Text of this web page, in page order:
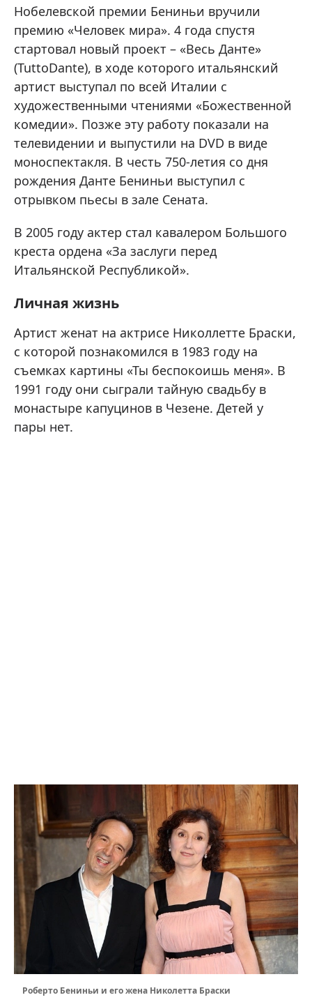
Нобелевской премии Бениньи вручили
премию «Человек мира». 4 года спустя
стартовал новый проект – «Весь Данте»
(TuttoDante), в ходе которого итальянский
артист выступал по всей Италии с
художественными чтениями «Божественной
комедии». Позже эту работу показали на
телевидении и выпустили на DVD в виде
моноспектакля. В честь 750-летия со дня
рождения Данте Бениньи выступил с
отрывком пьесы в зале Сената.
В 2005 году актер стал кавалером Большого
креста ордена «За заслуги перед
Итальянской Республикой».
Личная жизнь
Артист женат на актрисе Николлетте Браски,
с которой познакомился в 1983 году на
съемках картины «Ты беспокоишь меня». В
1991 году они сыграли тайную свадьбу в
монастыре капуцинов в Чезене. Детей у
пары нет.
Роберто Бениньи и его жена Николетта Браски